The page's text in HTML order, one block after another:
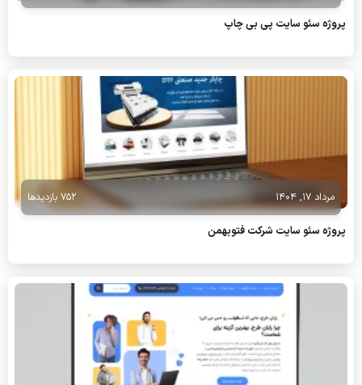
پروژه سئو سایت پی بی چاپ
مرداد 17, 1404 752 بازدیدها
پروژه سئو سایت شرکت فتوبهمن